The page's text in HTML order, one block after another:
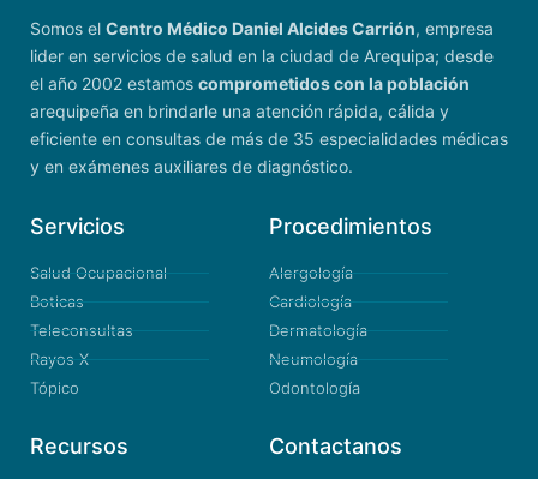
Somos el Centro Médico Daniel Alcides Carrión, empresa
lider en servicios de salud en la ciudad de Arequipa; desde
el año 2002 estamos comprometidos con la población
arequipeña en brindarle una atención rápida, cálida y
eficiente en consultas de más de 35 especialidades médicas
y en exámenes auxiliares de diagnóstico.
Servicios
Salud Ocupacional
Boticas
Teleconsultas
Rayos X
Tópico
Procedimientos
Alergología
Cardiología
Dermatología
Neumología
Odontología
Recursos Contactanos